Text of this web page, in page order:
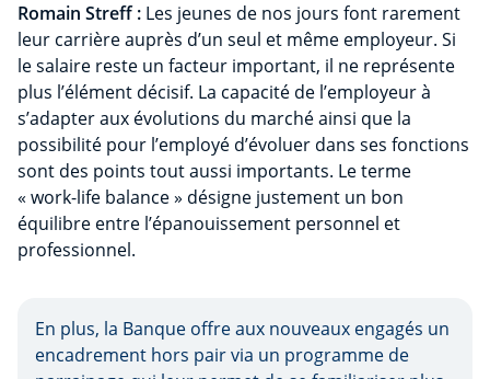
Romain Streff : Les jeunes de nos jours font rarement
leur carrière auprès d’un seul et même employeur. Si
le salaire reste un facteur important, il ne représente
plus l’élément décisif. La capacité de l’employeur à
s’adapter aux évolutions du marché ainsi que la
possibilité pour l’employé d’évoluer dans ses fonctions
sont des points tout aussi importants. Le terme
« work-life balance » désigne justement un bon
équilibre entre l’épanouissement personnel et
professionnel.
En plus, la Banque offre aux nouveaux engagés un
encadrement hors pair via un programme de